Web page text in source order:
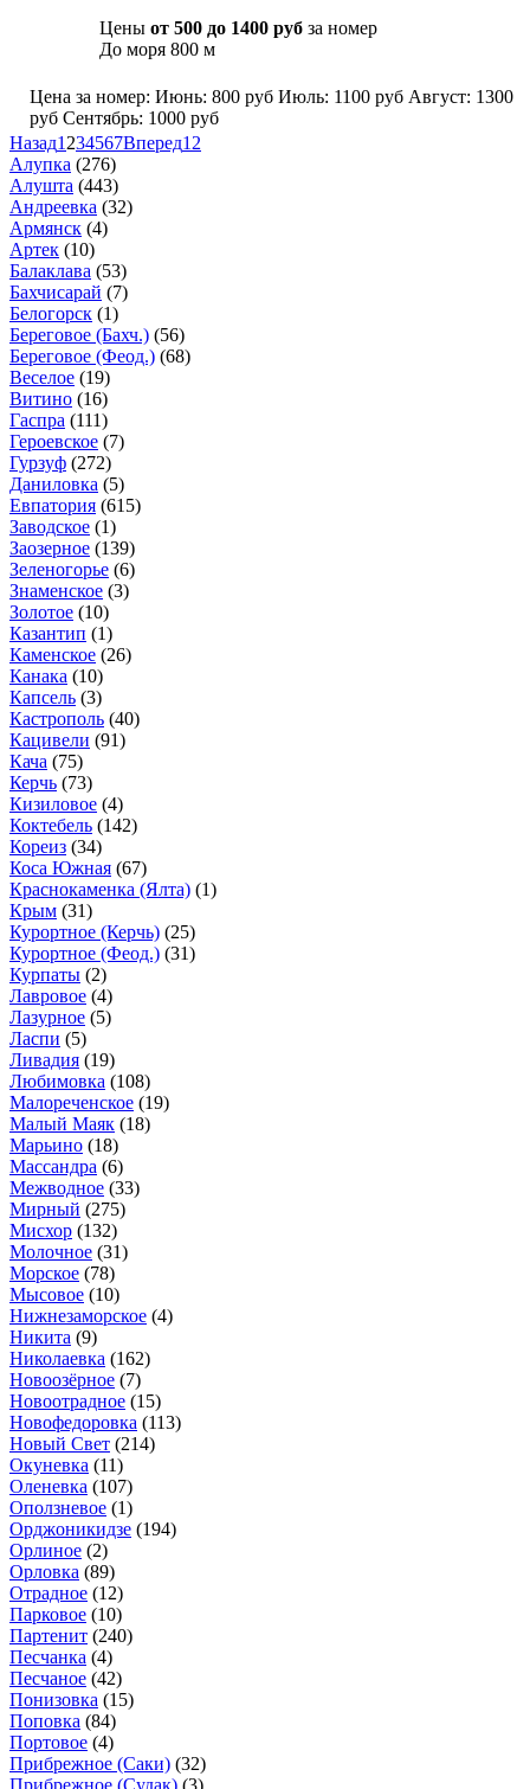
Цены от 500 до 1400 руб за номер
До моря 800 м
Цена за номер: Июнь: 800 руб Июль: 1100 руб Август: 1300
руб Сентябрь: 1000 руб
Назад1 234567Вперед12
Алупка (276)
Алушта (443)
Андреевка (32)
Армянск (4)
Артек (10)
Балаклава (53)
Бахчисарай (7)
Белогорск (1)
Береговое (Бахч.) (56)
Береговое (Феод.) (68)
Веселое (19)
Витино (16)
Гаспра (111)
Героевское (7)
Гурзуф (272)
Даниловка (5)
Евпатория (615)
Заводское (1)
Заозерное (139)
Зеленогорье (6)
Знаменское (3)
Золотое (10)
Казантип (1)
Каменское (26)
Канака (10)
Капсель (3)
Кастрополь (40)
Кацивели (91)
Кача (75)
Керчь (73)
Кизиловое (4)
Коктебель (142)
Кореиз (34)
Коса Южная (67)
Краснокаменка (Ялта) (1)
Крым (31)
Курортное (Керчь) (25)
Курортное (Феод.) (31)
Курпаты (2)
Лавровое (4)
Лазурное (5)
Ласпи (5)
Ливадия (19)
Любимовка (108)
Малореченское (19)
Малый Маяк (18)
Марьино (18)
Массандра (6)
Межводное (33)
Мирный (275)
Мисхор (132)
Молочное (31)
Морское (78)
Мысовое (10)
Нижнезаморское (4)
Никита (9)
Николаевка (162)
Новоозёрное (7)
Новоотрадное (15)
Новофедоровка (113)
Новый Свет (214)
Окуневка (11)
Оленевка (107)
Оползневое (1)
Орджоникидзе (194)
Орлиное (2)
Орловка (89)
Отрадное (12)
Парковое (10)
Партенит (240)
Песчанка (4)
Песчаное (42)
Понизовка (15)
Поповка (84)
Портовое (4)
Прибрежное (Саки) (32)
Прибрежное (Судак) (3)